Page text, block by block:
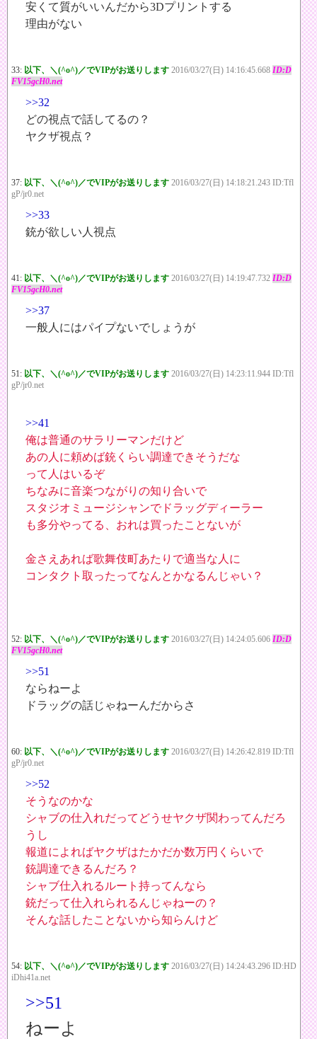
安くて質がいいんだから3Dプリントする
理由がない
33: 以下、＼(^o^)／でVIPがお送りします 2016/03/27(日) 14:16:45.668 ID:D
FV15gcH0.net
>>32
どの視点で話してるの？
ヤクザ視点？
37: 以下、＼(^o^)／でVIPがお送りします 2016/03/27(日) 14:18:21.243 ID:Tfl
gP/jr0.net
>>33
銃が欲しい人視点
41: 以下、＼(^o^)／でVIPがお送りします 2016/03/27(日) 14:19:47.732 ID:D
FV15gcH0.net
>>37
一般人にはパイプないでしょうが
51: 以下、＼(^o^)／でVIPがお送りします 2016/03/27(日) 14:23:11.944 ID:Tfl
gP/jr0.net
>>41
俺は普通のサラリーマンだけど
あの人に頼めば銃くらい調達できそうだな
って人はいるぞ
ちなみに音楽つながりの知り合いで
スタジオミュージシャンでドラッグディーラー
も多分やってる、おれは買ったことないが
金さえあれば歌舞伎町あたりで適当な人に
コンタクト取ったってなんとかなるんじゃい？
52: 以下、＼(^o^)／でVIPがお送りします 2016/03/27(日) 14:24:05.606 ID:D
FV15gcH0.net
>>51
ならねーよ
ドラッグの話じゃねーんだからさ
60: 以下、＼(^o^)／でVIPがお送りします 2016/03/27(日) 14:26:42.819 ID:Tfl
gP/jr0.net
>>52
そうなのかな
シャブの仕入れだってどうせヤクザ関わってんだろ
うし
報道によればヤクザはたかだか数万円くらいで
銃調達できるんだろ？
シャブ仕入れるルート持ってんなら
銃だって仕入れられるんじゃねーの？
そんな話したことないから知らんけど
54: 以下、＼(^o^)／でVIPがお送りします 2016/03/27(日) 14:24:43.296 ID:HD
iDhi41a.net
>>51
ねーよ